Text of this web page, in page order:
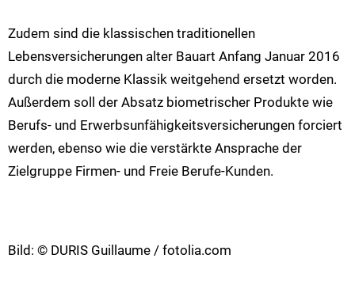
Zudem sind die klassischen traditionellen
Lebensversicherungen alter Bauart Anfang Januar 2016
durch die moderne Klassik weitgehend ersetzt worden.
Außerdem soll der Absatz biometrischer Produkte wie
Berufs- und Erwerbsunfähigkeitsversicherungen forciert
werden, ebenso wie die verstärkte Ansprache der
Zielgruppe Firmen- und Freie Berufe-Kunden.
Bild: © DURIS Guillaume / fotolia.com